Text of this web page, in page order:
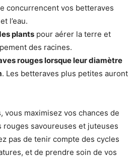
concurrencent vos betteraves
l’eau.
plants pour aérer la terre et
des racines.
rouges lorsque leur diamètre
. Les betteraves plus petites auront
vous maximisez vos chances de
savoureuses et juteuses
pas de tenir compte des cycles
et de prendre soin de vos